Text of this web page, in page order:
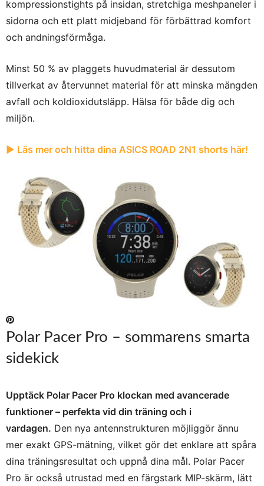
kompressionstights på insidan, stretchiga meshpaneler i
sidorna och ett platt midjeband för förbättrad komfort
och andningsförmåga.
Minst 50 % av plaggets huvudmaterial är dessutom
tillverkat av återvunnet material för att minska mängden
avfall och koldioxidutsläpp. Hälsa för både dig och
miljön.
► Läs mer och hitta dina ASICS ROAD 2N1 shorts här!
Polar Pacer Pro – sommarens smarta
sidekick
Upptäck Polar Pacer Pro klockan med avancerade
funktioner – perfekta vid din träning och i
vardagen. Den nya antennstrukturen möjliggör ännu
mer exakt GPS-mätning, vilket gör det enklare att spåra
dina träningsresultat och uppnå dina mål. Polar Pacer
Pro är också utrustad med en färgstark MIP-skärm, lätt